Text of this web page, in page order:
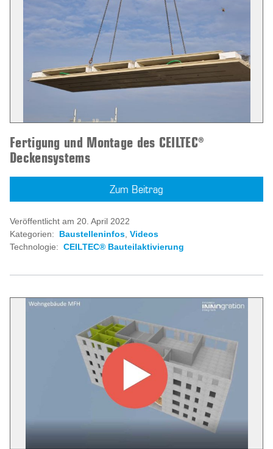
Fertigung und Montage des CEILTEC®
Deckensystems
Zum Beitrag
Veröffentlicht am 20. April 2022
Kategorien:
Baustelleninfos, Videos
Technologie: CEILTEC® Bauteilaktivierung